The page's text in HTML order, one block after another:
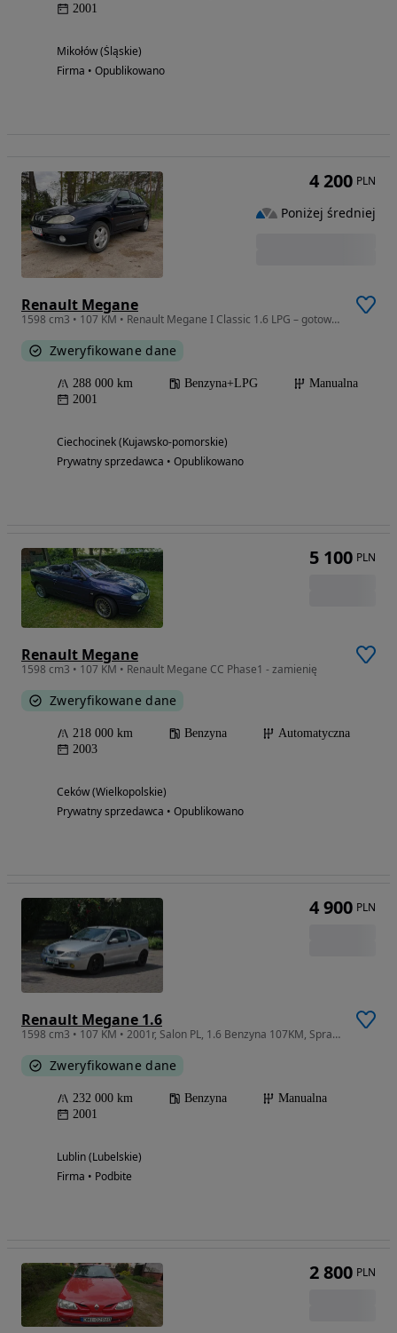
2001
Mikołów (Śląskie)
Firma • Opublikowano
Renault Megane
1598 cm3 • 107 KM • Renault Megane I Classic 1.6 LPG – gotowy do jazdy
Zweryfikowane dane
288 000 km Benzyna+LPG
Manualna
2001
Ciechocinek (Kujawsko-pomorskie)
Prywatny sprzedawca • Opublikowano
4 200 PLN
Poniżej średniej
Renault Megane
1598 cm3 • 107 KM • Renault Megane CC Phase1 - zamienię
Zweryfikowane dane
218 000 km Benzyna
Automatyczna
2003
Ceków (Wielkopolskie)
Prywatny sprzedawca • Opublikowano
5 100 PLN
Renault Megane 1.6
1598 cm3 • 107 KM • 2001r, Salon PL, 1.6 Benzyna 107KM, Sprawna Klima, Ładnie utrzymany!!!
Zweryfikowane dane
232 000 km Benzyna
Manualna
2001
Lublin (Lubelskie)
Firma • Podbite
4 900 PLN
2 800 PLN